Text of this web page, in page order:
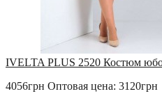
IVELTA PLUS 2520 Костюм
4056грн Оптовая цена: 3120грн